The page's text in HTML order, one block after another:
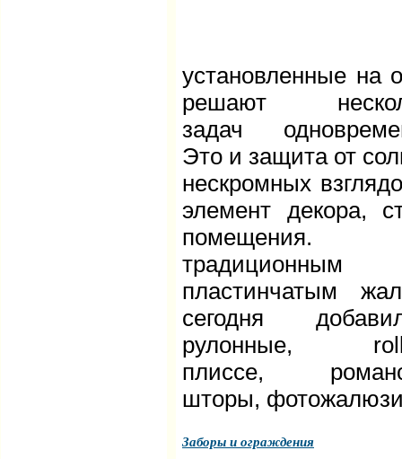
установленные на
решают
задач
Это и защита от
нескромных
элемент декора,
традиционным
пластинчатым
сегодня
рулонные,
плиссе,
шторы,
Заборы и ограждения